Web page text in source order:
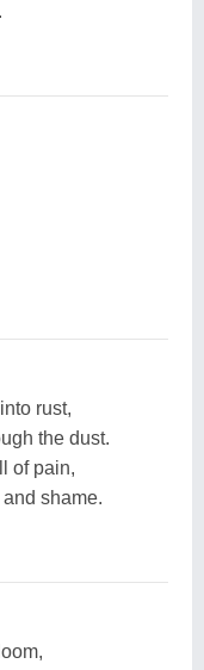
rust,
the dust.
of pain,
shame.